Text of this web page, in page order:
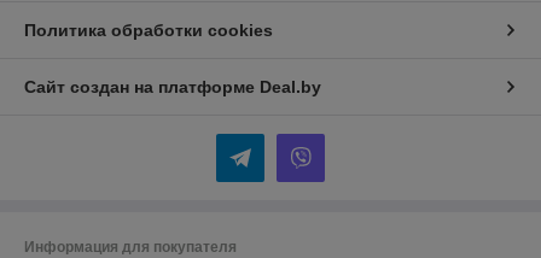
Политика обработки cookies
Сайт создан на платформе Deal.by
Информация для покупателя